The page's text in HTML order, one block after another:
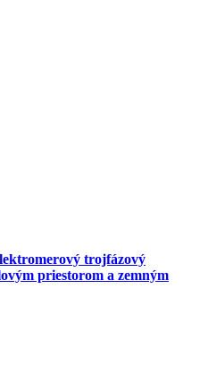
trojfázový
priestorom a zemným